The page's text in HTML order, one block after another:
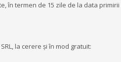
în termen de 15 zile de la data
la cerere și în mod gratuit: